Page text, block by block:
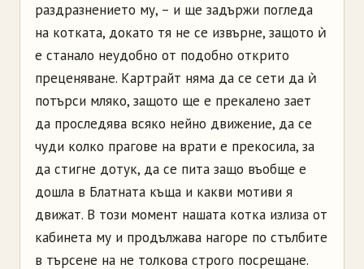
раздразнението му, – и ще задържи погледа
на котката, докато тя не се извърне, защото ѝ
е станало неудобно от подобно открито
преценяване. Картрайт няма да се сети да ѝ
потърси мляко, защото ще е прекалено зает
да проследява всяко нейно движение, да се
чуди колко прагове на врати е прекосила, за
да стигне дотук, да се пита защо въобще е
дошла в Блатната къща и какви мотиви я
движат. В този момент нашата котка излиза от
кабинета му и продължава нагоре по стълбите
в търсене на не толкова строго посрещане.